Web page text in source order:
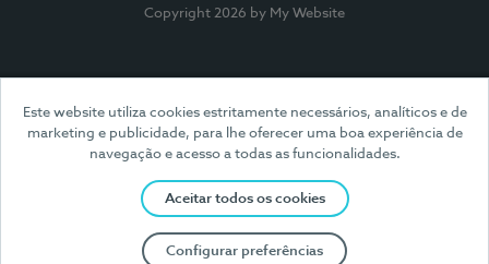
Este website utiliza cookies estritamente necessários, analíticos e de
marketing e publicidade, para lhe oferecer uma boa experiência de
navegação e acesso a todas as funcionalidades.
Aceitar todos os cookies
Configurar preferências
Copyright 2026 by My Website